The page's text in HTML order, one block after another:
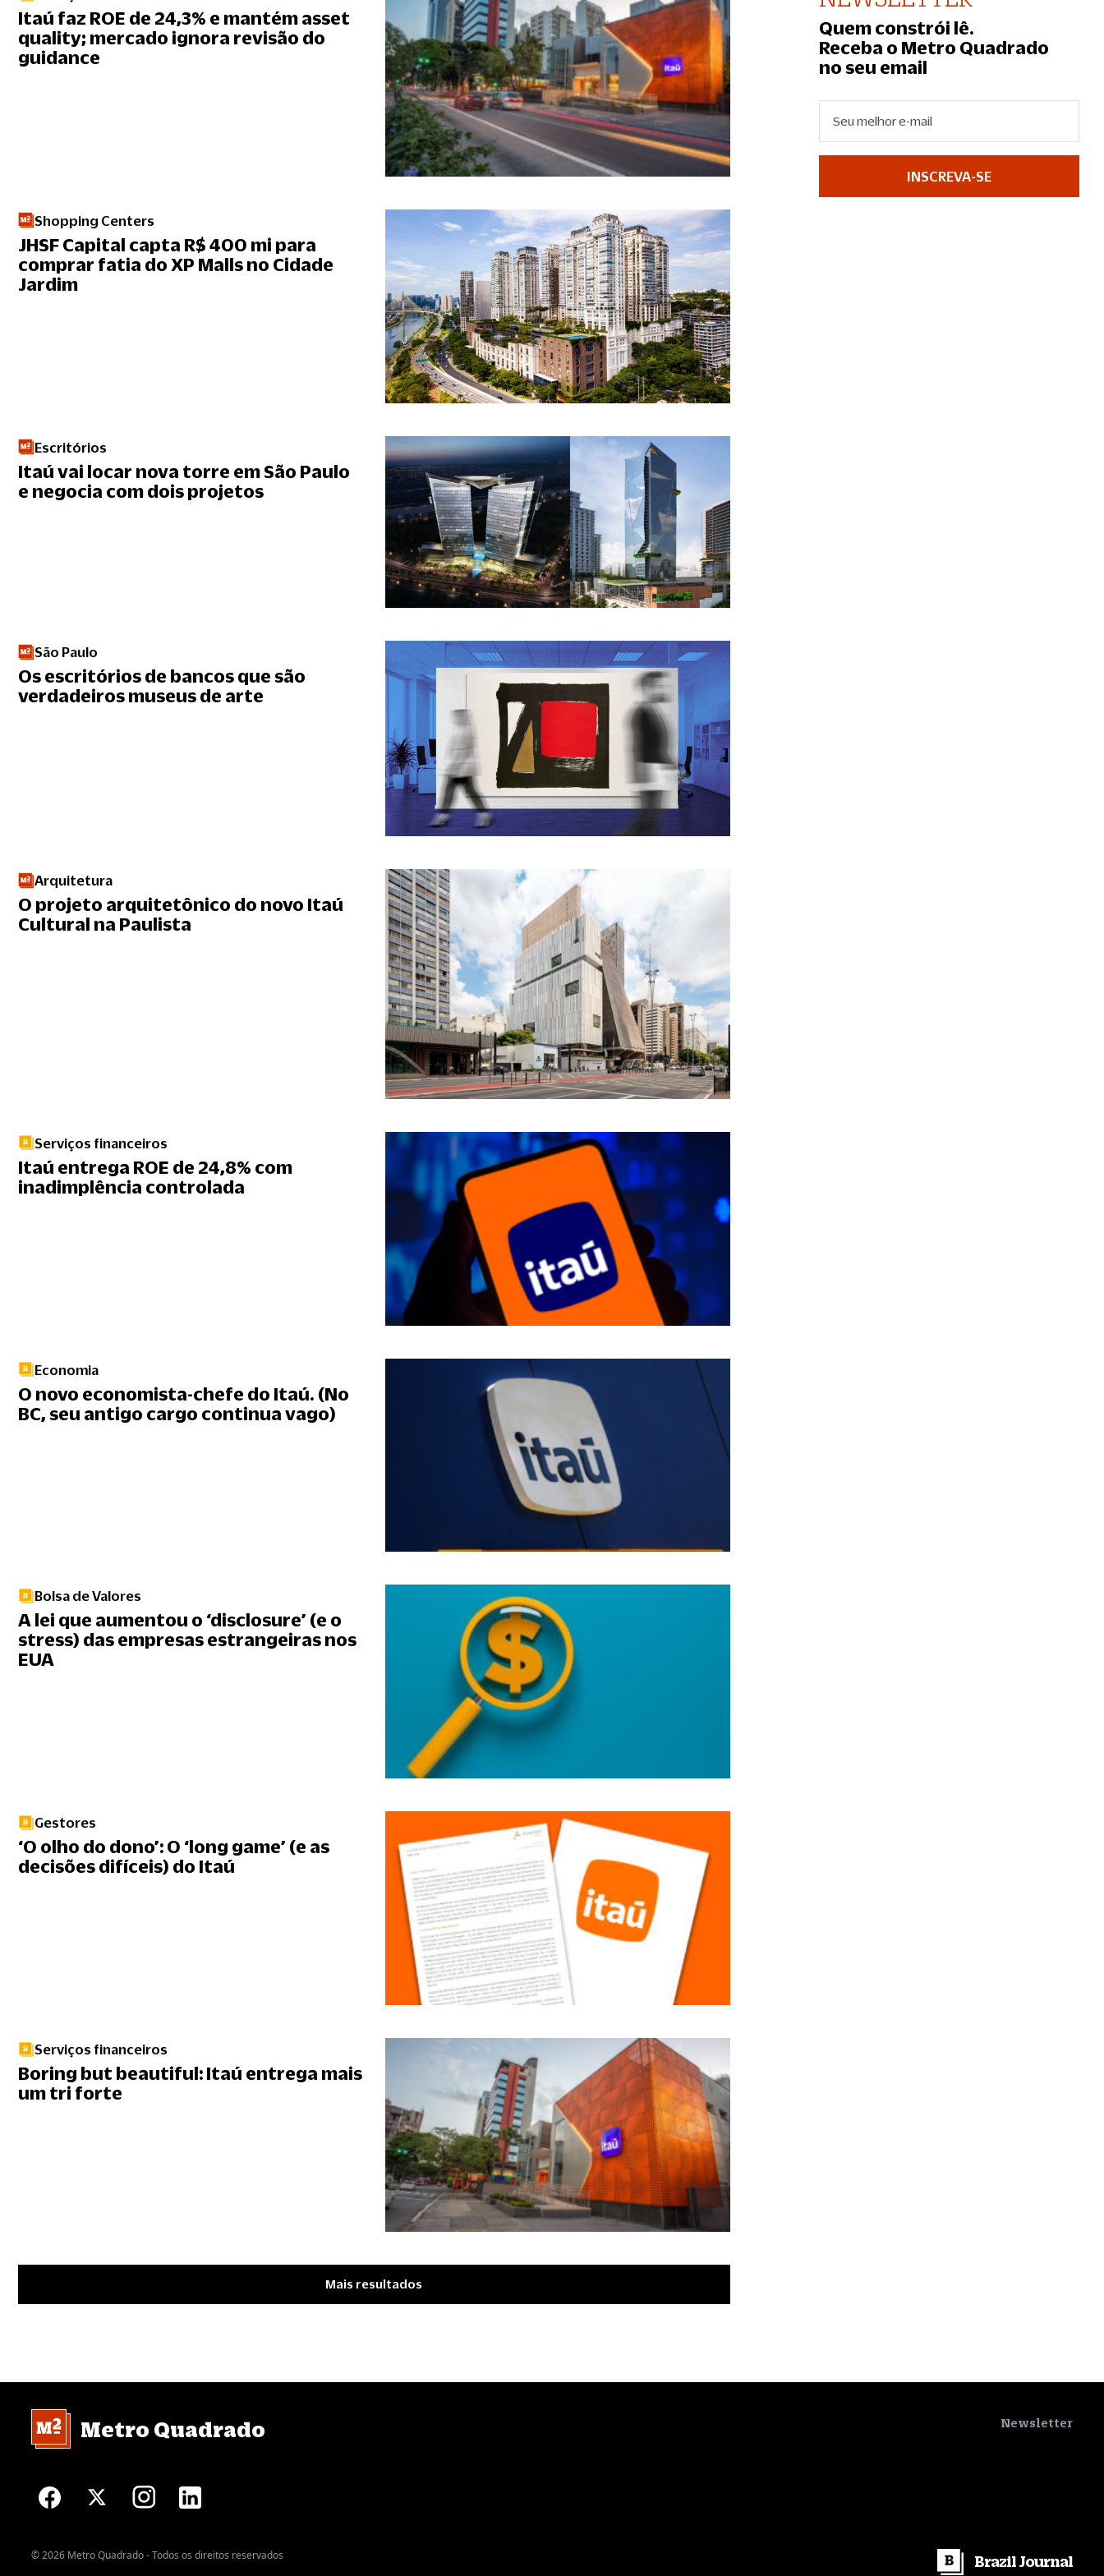
Itaú faz ROE de 24,3% e mantém asset
quality; mercado ignora revisão do
guidance
Shopping Centers
JHSF Capital capta R$ 400 mi para
comprar fatia do XP Malls no Cidade
Jardim
Escritórios
Itaú vai locar nova torre em São Paulo
e negocia com dois projetos
São Paulo
Os escritórios de bancos que são
verdadeiros museus de arte
Arquitetura
O projeto arquitetônico do novo Itaú
Cultural na Paulista
Serviços financeiros
Itaú entrega ROE de 24,8% com
inadimplência controlada
Economia
O novo economista-chefe do Itaú. (No
BC, seu antigo cargo continua vago)
Bolsa de Valores
A lei que aumentou o ‘disclosure’ (e o
stress) das empresas estrangeiras nos
EUA
Gestores
‘O olho do dono’: O ‘long game’ (e as
decisões difíceis) do Itaú
Serviços financeiros
Boring but beautiful: Itaú entrega mais
um tri forte
Mais resultados
Quem constrói lê.
Receba o Metro Quadrado
no seu email
INSCREVA-SE
Metro Quadrado Newsletter
© 2026 Metro Quadrado - Todos os direitos reservados BrazilJournal